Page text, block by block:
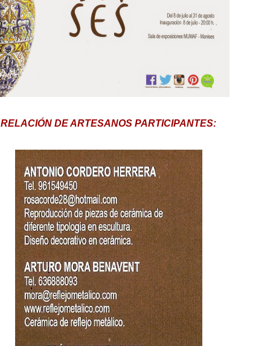
RELACIÓN DE ARTESANOS PARTICIPANTES: